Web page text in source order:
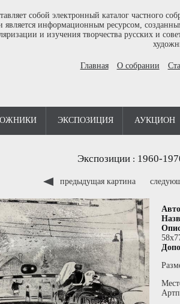
собой электронный каталог частного
является информационным ресурсом,
и изучения творчества русских и
Главная О собрании
ЭКСПОЗИЦИЯ АУКЦИОН
Экспозиции: 1960-
предыдущая картина